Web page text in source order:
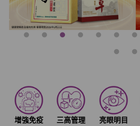
增強免疫 三高管理 亮眼明目